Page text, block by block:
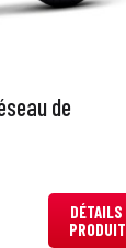
de
DÉTAILS
PRODUIT